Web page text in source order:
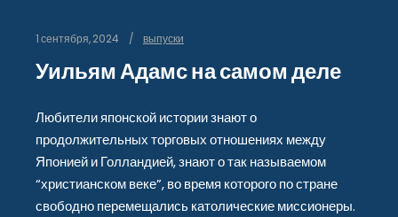
1 сентября, 2024 выпуски
Уильям Адамс на самом деле
Любители японской истории знают о
продолжительных торговых отношениях между
Японией и Голландией, знают о так называемом
“христианском веке”, во время которого по стране
свободно перемещались католические миссионеры.